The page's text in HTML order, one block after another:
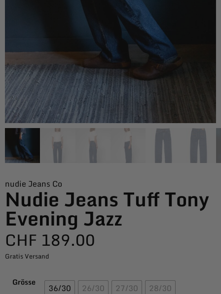
nudie Jeans Co
Nudie Jeans Tuff Tony
Evening Jazz
CHF 189.00
Gratis Versand
Grösse 36/30 26/30 27/30
28/30